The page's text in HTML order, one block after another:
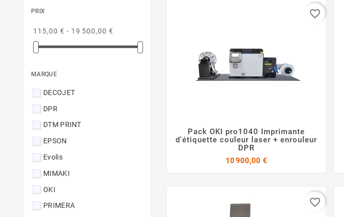
PRIX
115,00 € - 19 500,00 €
MARQUE
DECOJET
DPR
DTM PRINT
EPSON
Evolis
MIMAKI
OKI
PRIMERA
 
Pack OKI pro1040 Imprimante
d'étiquette couleur laser + enrouleur
DPR
10 900,00 €
favorite_border
favorite_border